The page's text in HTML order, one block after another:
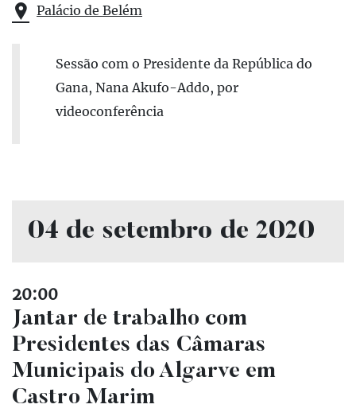
Palácio de Belém
Sessão com o Presidente da República do
Gana, Nana Akufo-Addo, por
videoconferência
04 de setembro de 2020
20:00
Jantar de trabalho com
Presidentes das Câmaras
Municipais do Algarve em
Castro Marim